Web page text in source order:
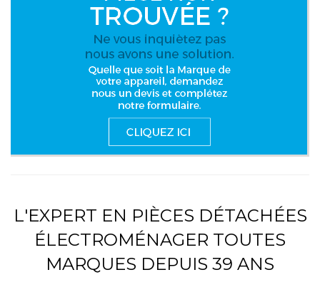
L'EXPERT EN PIÈCES DÉTACHÉES
ÉLECTROMÉNAGER TOUTES
MARQUES DEPUIS 39 ANS